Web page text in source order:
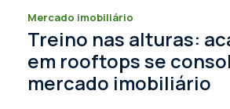
Mercado imobiliário
Treino nas alturas:
em rooftops se
mercado imobiliário